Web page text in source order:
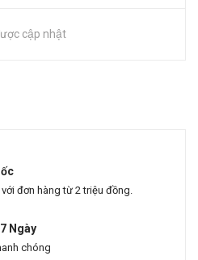
cập nhật
đơn hàng từ 2 triệu đồng.
Ngày
chóng